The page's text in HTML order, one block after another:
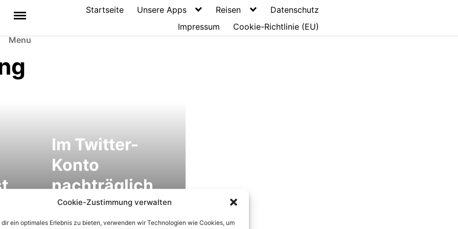
Menu
Startseite Unsere Apps Reisen
Datenschutz
Impressum
Cookie-Richtlinie (EU)
Im Twitter-
Konto
nachträglich
fehlerhafte
Cookie-Zustimmung verwalten
dir ein optimales Erlebnis zu bieten, verwenden wir Technologien wie Cookies, um